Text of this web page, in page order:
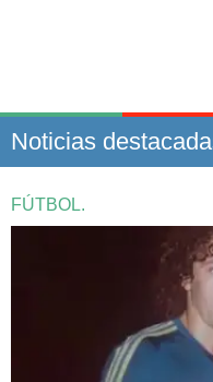
Noticias
FÚTBOL.